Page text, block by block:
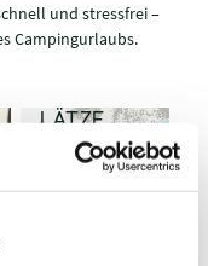
und stressfrei –
Campingurlaubs.
Weise
LÄTZE
zentrumsnah
bis mitten in
© TZHS-Anne Weise